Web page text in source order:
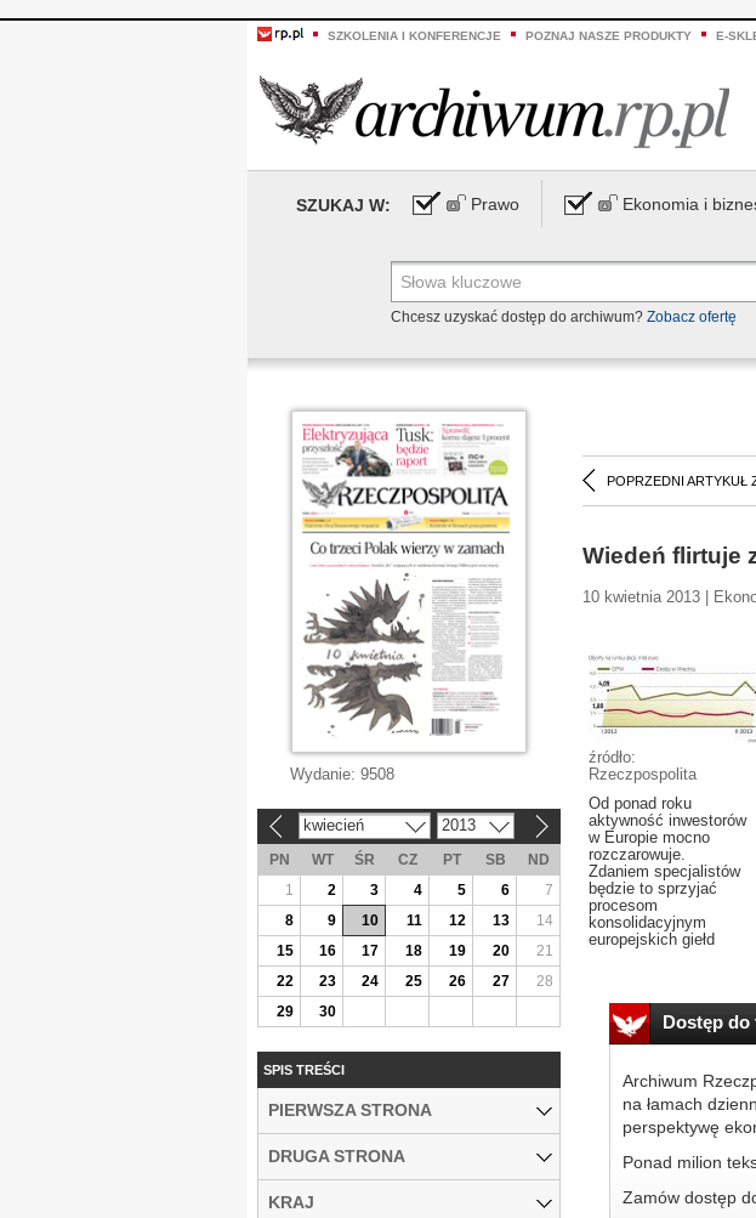
SZKOLENIA I KONFERENCJE POZNAJ NASZE PRODUKTY E-
SZUKAJ W: Prawo Ekonomia i
Chcesz uzyskać dostęp do archiwum? Zobacz ofertę
POPRZEDNI ARTYKUŁ
Wiedeń flirtuje
10 kwietnia 2013 |
źródło:
Rzeczpospolita
Od ponad roku
aktywność inwestorów
w Europie mocno
rozczarowuje.
Zdaniem specjalistów
będzie to sprzyjać
procesom
konsolidacyjnym
europejskich giełd
Dostęp do
Archiwum
na łamach
perspektywę
Ponad milion
Zamów dostęp
Wydanie: 9508
kwiecień 2013
PN WT ŚR CZ PT SB
ND
1
2 3 4 5 6
7
8
9 10 11 12 13
14
15
16 17 18 19 20
21
22
23 24 25 26 27
28
29
30
SPIS TREŚCI
PIERWSZA STRONA
DRUGA STRONA
KRAJ